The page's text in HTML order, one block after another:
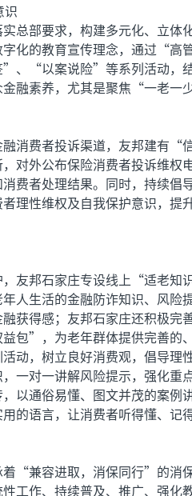
识
总部要求，构建多元化、立体
字化的教育宣传理念，通过“
“以案说险”等系列活动，
融素养，尤其是聚焦“一老一
消费者投诉渠道，友邦建有“
对外公布保险消费者投诉维权
费者处理结果。同时，持续倡
理性维权及自我保护意识，提
友邦石家庄专设线上“适老知
人生活的金融防诈知识、风险
获得感；友邦石家庄还积极完
包”，为老年群体提供完善的
，树立良好消费观，倡导理
一对一讲解风险提示，强化重
通俗易懂、图文并茂的案例
的语言，让消费者听得懂、记
“兼容进取，消保同行”的消
工作、持续普及、推广、强化